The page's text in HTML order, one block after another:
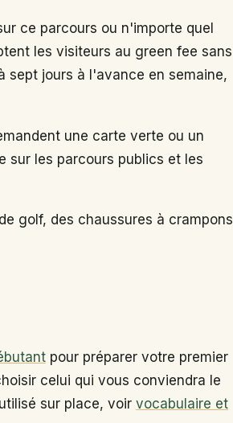
ce parcours ou n'importe quel
les visiteurs au green fee sans
sept jours à l'avance en semaine,
une carte verte ou un
sur les parcours publics et les
golf, des chaussures à crampons
pour préparer votre premier
celui qui vous conviendra le
sur place, voir vocabulaire et